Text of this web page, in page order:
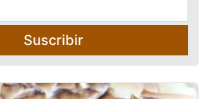
Suscribir